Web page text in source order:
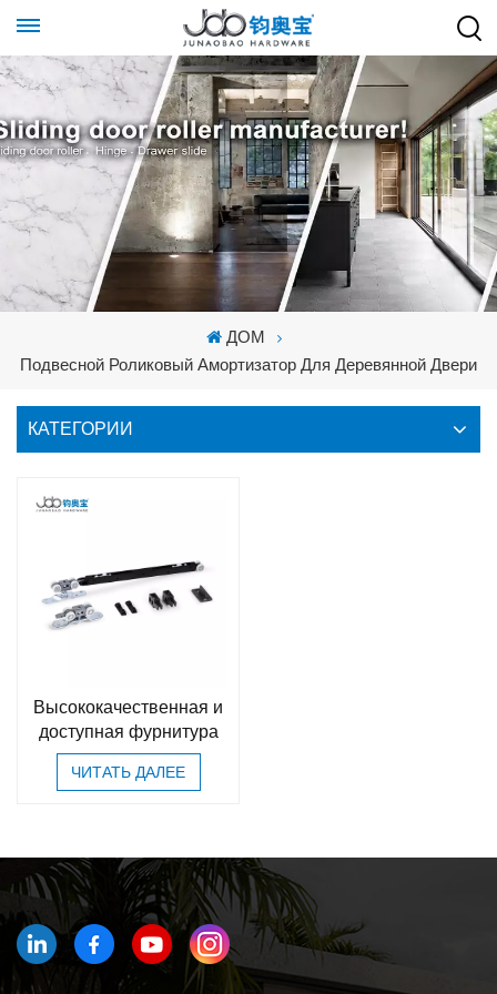
ДОМ
Подвесной Роликовый Амортизатор Для Деревянной Двери
КАТЕГОРИИ
Высококачественная и
доступная фурнитура
ЧИТАТЬ ДАЛЕЕ